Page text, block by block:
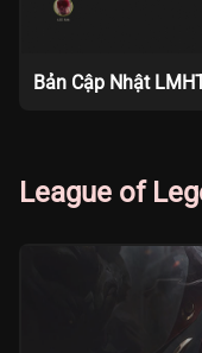
Bản Cập Nhật
League of